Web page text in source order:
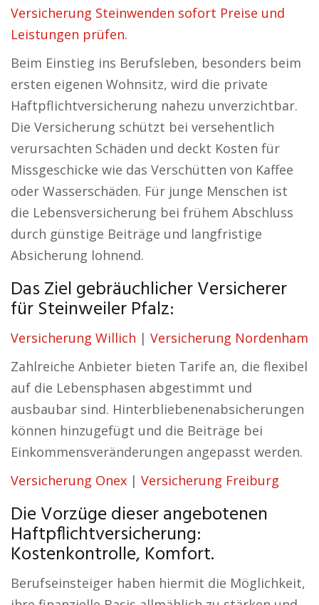
Versicherung Steinwenden sofort Preise und
Leistungen prüfen.
Beim Einstieg ins Berufsleben, besonders beim
ersten eigenen Wohnsitz, wird die private
Haftpflichtversicherung nahezu unverzichtbar.
Die Versicherung schützt bei versehentlich
verursachten Schäden und deckt Kosten für
Missgeschicke wie das Verschütten von Kaffee
oder Wasserschäden. Für junge Menschen ist
die Lebensversicherung bei frühem Abschluss
durch günstige Beiträge und langfristige
Absicherung lohnend.
Das Ziel gebräuchlicher Versicherer
für Steinweiler Pfalz:
Versicherung Willich | Versicherung Nordenham
Zahlreiche Anbieter bieten Tarife an, die flexibel
auf die Lebensphasen abgestimmt und
ausbaubar sind. Hinterbliebenenabsicherungen
können hinzugefügt und die Beiträge bei
Einkommensveränderungen angepasst werden.
Versicherung Onex | Versicherung Freiburg
Die Vorzüge dieser angebotenen
Haftpflichtversicherung:
Kostenkontrolle, Komfort.
Berufseinsteiger haben hiermit die Möglichkeit,